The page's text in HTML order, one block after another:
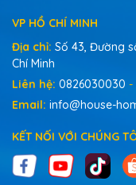
VP HỒ CHÍ MINH
Địa chỉ: Số 43, Đường
Chí Minh
Liên hệ: 0826030030 -
Email: info@house-
KẾT NỐI VỚI CHÚNG